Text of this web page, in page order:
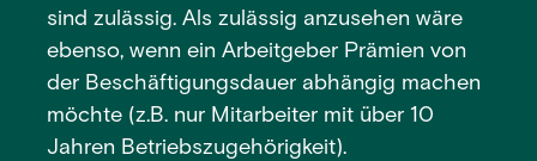
sind zulässig. Als zulässig anzusehen wäre
ebenso, wenn ein Arbeitgeber Prämien von
der Beschäftigungsdauer abhängig machen
möchte (z.B. nur Mitarbeiter mit über 10
Jahren Betriebszugehörigkeit).